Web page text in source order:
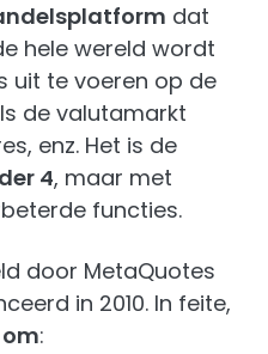
dat
hele wereld wordt
uit te voeren op de
de valutamarkt
enz. Het is de
4, maar met
functies.
door MetaQuotes
in 2010. In feite,
: